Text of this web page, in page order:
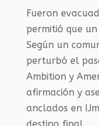
Fueron
permitió que
Según un
perturbó el
Ambition y
afirmación y
anclados en